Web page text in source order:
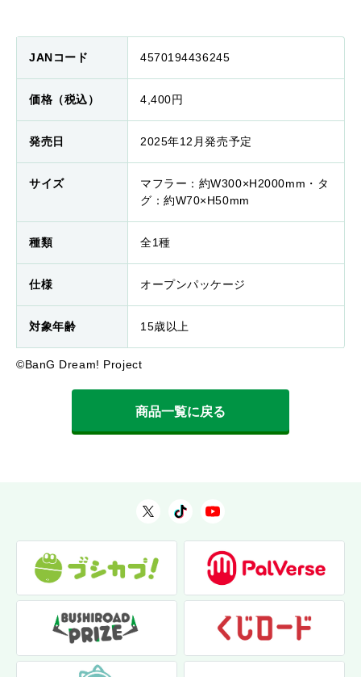
JANコード 4570194436245
価格（税込） 4,400円
発売日 2025年12月発売予定
サイズ
マフラー：約W300×H2000mm・タ
グ：約W70×H50mm
種類 全1種
仕様 オープンパッケージ
対象年齢 15歳以上
©BanG Dream! Project
商品一覧に戻る